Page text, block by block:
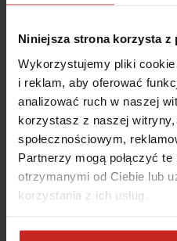
Niniejsza strona korzysta z
Wykorzystujemy pliki
i reklam, aby oferować
analizować ruch w naszej
korzystasz z naszej
społecznościowym,
Partnerzy mogą połączyć
otrzymanymi od Ciebie lub
korzystania z ich usług.